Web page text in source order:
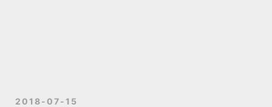
2018-07-15